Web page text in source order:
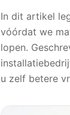
In dit artikel
vóórdat we
lopen.
u zelf betere